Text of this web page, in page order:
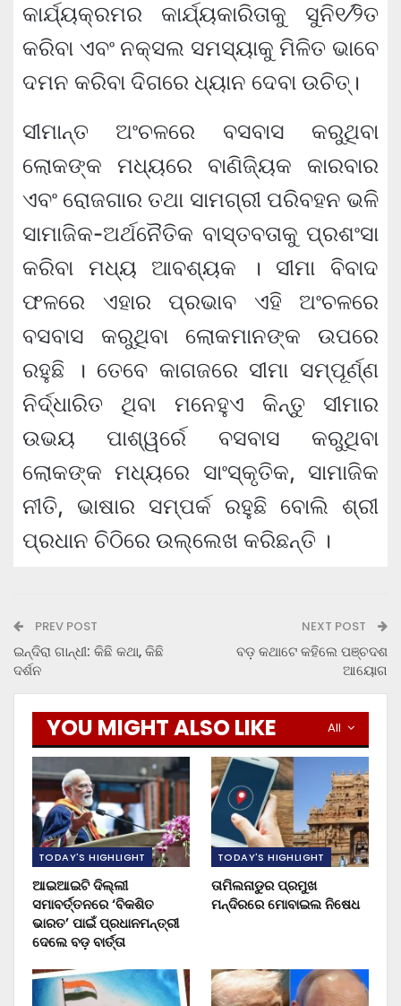
କାର୍ଯ୍ୟକ୍ରମର କାର୍ଯ୍ୟକାରିତାକୁ ସୁନି୧⁄୨ିତ
କରିବା ଏବଂ ନକ୍ସଲ ସମସ୍ୟାକୁ ମିଳିତ ଭାବେ
ଦମନ କରିବା ଦିଗରେ ଧ୍ୟାନ ଦେବା ଉଚିତ୍।
ସୀମାନ୍ତ ଅଂଚଳରେ ବସବାସ କରୁଥିବା
ଲୋକଙ୍କ ମଧ୍ୟରେ ବାଣିଜ୍ୟିକ କାରବାର
ଏବଂ ରୋଜଗାର ତଥା ସାମଗ୍ରୀ ପରିବହନ ଭଳି
ସାମାଜିକ-ଅର୍ଥନୈତିକ ବାସ୍ତବତାକୁ ପ୍ରଶଂସା
କରିବା ମଧ୍ୟ ଆବଶ୍ୟକ । ସୀମା ବିବାଦ
ଫଳରେ ଏହାର ପ୍ରଭାବ ଏହି ଅଂଚଳରେ
ବସବାସ କରୁଥିବା ଲୋକମାନଙ୍କ ଉପରେ
ରହୁଛି । ତେବେ କାଗଜରେ ସୀମା ସମ୍ପୂର୍ଣ୍ଣ
ନିର୍ଦ୍ଧାରିତ ଥିବା ମନେହୁଏ କିନ୍ତୁ ସୀମାର
ଉଭୟ ପାଶ୍ୱର୍ରେ ବସବାସ କରୁଥିବା
ଲୋକଙ୍କ ମଧ୍ୟରେ ସାଂସ୍କୃତିକ, ସାମାଜିକ
ନୀତି, ଭାଷାର ସମ୍ପର୍କ ରହୁଛି ବୋଲି ଶ୍ରୀ
ପ୍ରଧାନ ଚିଠିରେ ଉଲ୍ଲେଖ କରିଛନ୍ତି ।
PREV POST
ଇନ୍ଦିରା ଗାନ୍ଧୀ: କିଛି କଥା, କିଛି
ଦର୍ଶନ
NEXT POST
ବଡ଼ କଥାଟେ କହିଲେ ପଞ୍ଚଦଶ
ଆୟୋଗ
All
YOU MIGHT ALSO LIKE
TODAY'S HIGHLIGHT
ଆଇଆଇଟି ଦିଲ୍ଲୀ
ସମାବର୍ତ୍ତନରେ ‘ବିକଶିତ
ଭାରତ’ ପାଇଁ ପ୍ରଧାନମନ୍ତ୍ରୀ
ଦେଲେ ବଡ଼ ବାର୍ତ୍ତା
TODAY'S HIGHLIGHT
ତାମିଲନାଡୁର ପ୍ରମୁଖ
ମନ୍ଦିରରେ ମୋବାଇଲ ନିଷେଧ